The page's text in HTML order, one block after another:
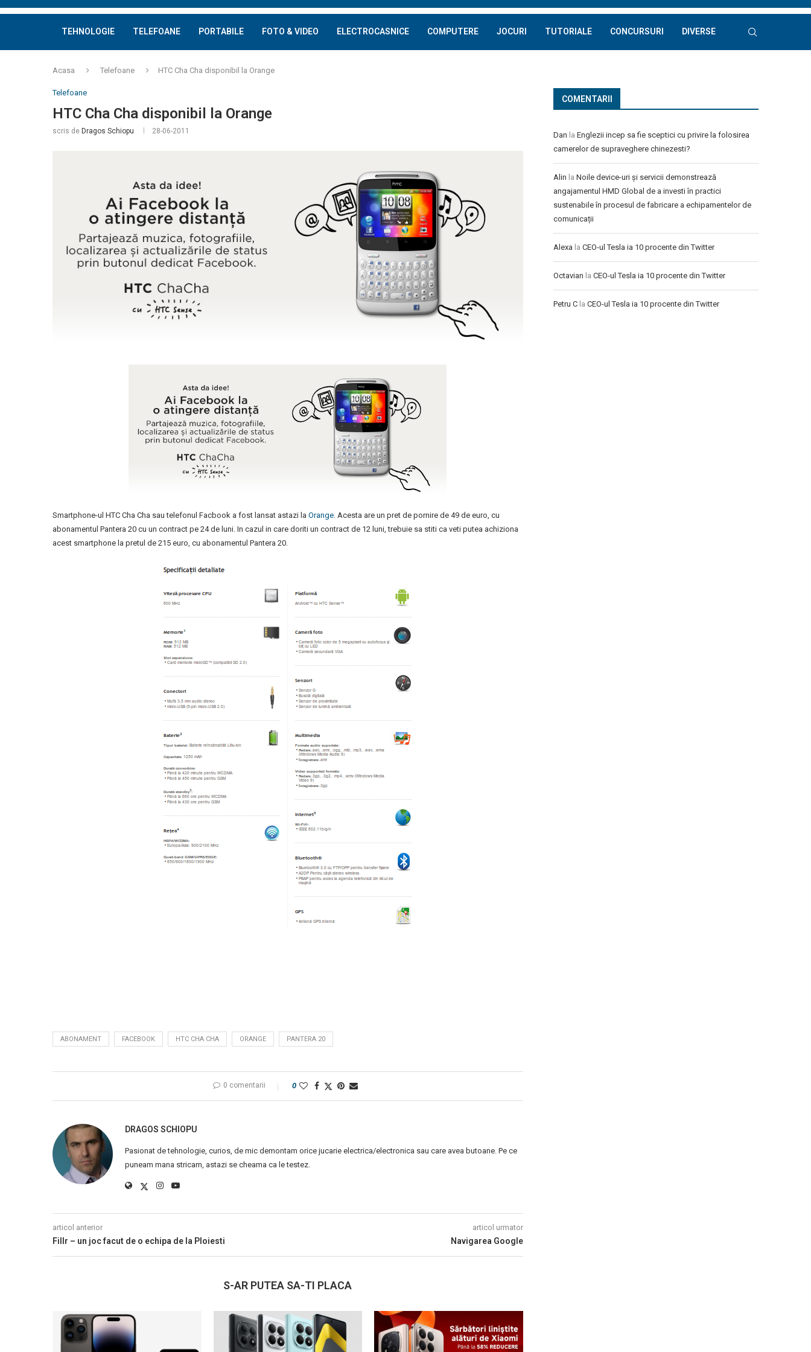
TEHNOLOGIE TELEFOANE PORTABILE FOTO & VIDEO ELECTROCASNICE COMPUTERE JOCURI TUTORIALE CONCURSURI DIVERSE
Acasa Telefoane HTC Cha Cha disponibil la Orange
Telefoane
HTC Cha Cha disponibil la Orange
scris de Dragos Schiopu 28-06-2011
Smartphone-ul HTC Cha Cha sau telefonul Facbook a fost lansat astazi la Orange. Acesta are un pret de pornire de 49 de euro, cu
abonamentul Pantera 20 cu un contract pe 24 de luni. In cazul in care doriti un contract de 12 luni, trebuie sa stiti ca veti putea achiziona
acest smartphone la pretul de 215 euro, cu abonamentul Pantera 20.
ABONAMENT FACEBOOK HTC CHA CHA ORANGE PANTERA 20
0 comentarii 0
DRAGOS SCHIOPU
Pasionat de tehnologie, curios, de mic demontam orice jucarie electrica/electronica sau care avea butoane. Pe ce
puneam mana stricam, astazi se cheama ca le testez.
articol anterior
Fillr – un joc facut de o echipa de la Ploiesti
articol urmator
Navigarea Google
S-AR PUTEA SA-TI PLACA
COMENTARII
Dan la Englezii incep sa fie sceptici cu privire la folosirea
camerelor de supraveghere chinezesti?
Alin la Noile device-uri și servicii demonstrează
angajamentul HMD Global de a investi în practici
sustenabile în procesul de fabricare a echipamentelor de
comunicații
Alexa la CEO-ul Tesla ia 10 procente din Twitter
Octavian la CEO-ul Tesla ia 10 procente din Twitter
Petru C la CEO-ul Tesla ia 10 procente din Twitter